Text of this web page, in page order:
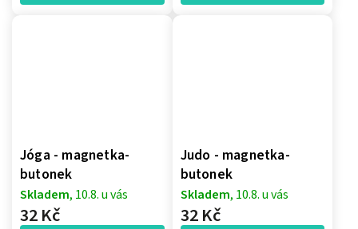
Jóga - magnetka-
butonek
Skladem, 10.8. u vás
32 Kč
Judo - magnetka-
butonek
Skladem, 10.8. u vás
32 Kč